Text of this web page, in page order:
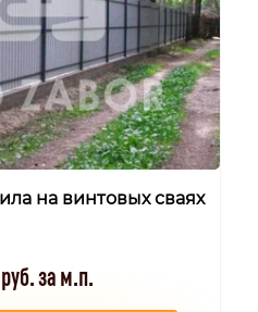
на винтовых сваях
за м.п.